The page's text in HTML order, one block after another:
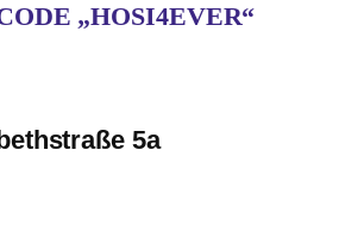
„HOSI4EVER“
5a